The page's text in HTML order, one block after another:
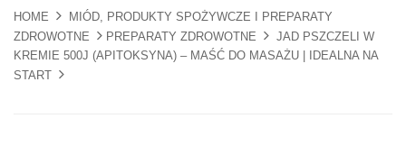
HOME
MIÓD, PRODUKTY SPOŻYWCZE I PREPARATY
ZDROWOTNE
PREPARATY ZDROWOTNE
JAD PSZCZELI W
KREMIE 500J (APITOKSYNA) – MAŚĆ DO MASAŻU | IDEALNA NA
START